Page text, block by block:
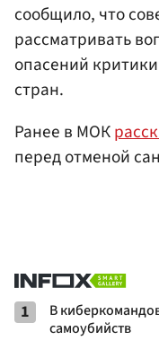
сообщило, что
рассматривать
опасений
стран.
Ранее в МОК
перед отменой
1
В
самоубийств